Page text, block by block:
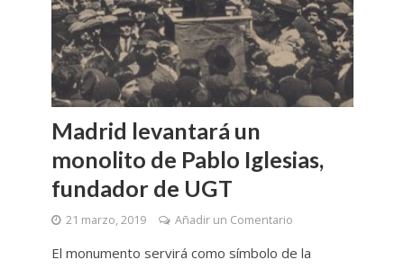
Madrid levantará un
monolito de Pablo Iglesias,
fundador de UGT
21 marzo, 2019 Añadir un Comentario
El monumento servirá como símbolo de la